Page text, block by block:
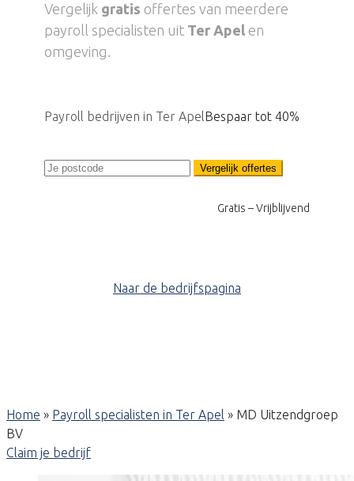
Vergelijk gratis offertes van meerdere
payroll specialisten uit Ter Apel en
omgeving.
Payroll bedrijven in Ter ApelBespaar tot 40%
Vergelijk offertes
Gratis – Vrijblijvend
Naar de bedrijfspagina
Home » Payroll specialisten in Ter Apel » MD Uitzendgroep
BV
Claim je bedrijf